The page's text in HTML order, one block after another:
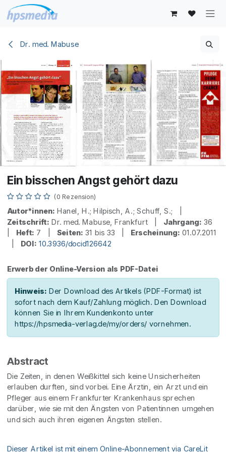
Zum Inhalt springen
Dr. med. Mabuse
Ein bisschen Angst gehört dazu
(0 Rezension)
Autor*innen: Hanel, H.; Hilpisch, A.; Schuff, S.; |
Zeitschrift: Dr. med. Mabuse, Frankfurt | Jahrgang: 36
Heft: 7 | Seiten: 31 bis 33 | Erscheinung: 01.07.2011
DOI: 10.3936/docid126642
Erwerb der Online-Version als PDF-Datei
Hinweis: Der Download des Artikels (PDF-Format) ist
sofort nach dem Kauf/Zahlung möglich. Den Download
können Sie in Ihrem Kundenkonto unter
https://hpsmedia-verlag.de/my/orders/ vornehmen.
Abstract
Die Zeiten, in denen Weißkittel sich keine Unsicherheiten
erlauben durften, sind vorbei. Eine Ärztin, ein Arzt und ein
Pfleger aus einem Frankfurter Krankenhaus sprechen
darüber, wie sie mit den Ängsten von Patientinnen umgehen
und sich auch ihren eigenen Ängsten stellen.
Dieser Artikel ist mit einem Online-Abonnement via CareLit